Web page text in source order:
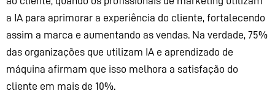
a IA para aprimorar a experiência do cliente, fortalecendo
assim a marca e aumentando as vendas. Na verdade, 75%
das organizações que utilizam IA e aprendizado de
máquina afirmam que isso melhora a satisfação do
cliente em mais de 10%.